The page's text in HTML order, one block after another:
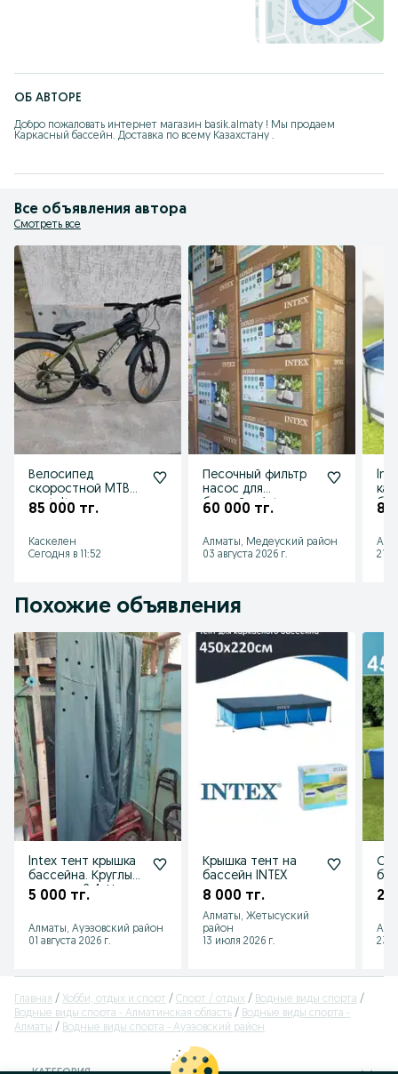
ОБ АВТОРЕ
Добро пожаловать интернет магазин basik.almaty ! Мы продаем
Каркасный бассейн. Доставка по всему Казахстану .
Все объявления автора
Смотреть все
Велосипед
скоростной MTB
gestalt
85 000 тг.
Каскелен
Сегодня в 11:52
Песочный фильтр
насос для
бассейна intex
60 000 тг.
Алматы, Медеуский район
03 августа 2026 г.
85
21
Похожие объявления
Intex тент крышка
бассейна. Круглый
диаметр 2,4. Насос
5 000 тг.
Алматы, Ауэзовский район
01 августа 2026 г.
Крышка тент на
бассейн INTEX
8 000 тг.
Алматы, Жетысуский
район
13 июля 2026 г.
по
25
23
Главная Хобби, отдых и спорт Спорт / отдых
Водные виды спорта
Водные виды спорта - Алматинская область
Водные виды спорта -
Алматы
Водные виды спорта - Ауэзовский район